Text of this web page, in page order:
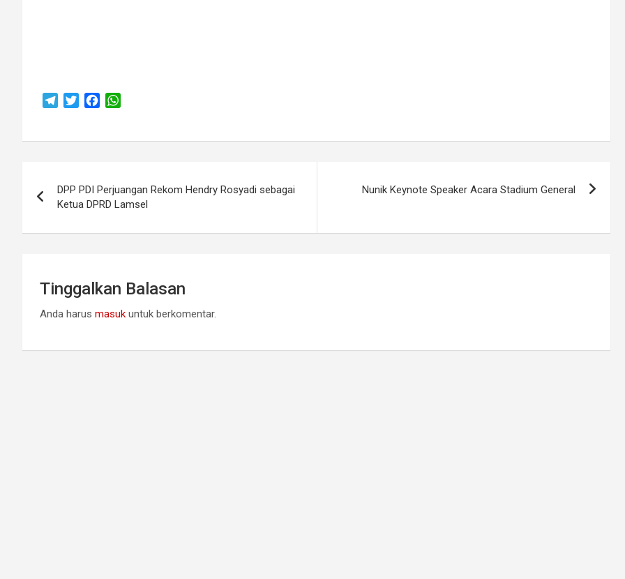
e
a
m
t
r
e
o
k
t
p
p
pos
DPP PDI Perjuangan Rekom Hendry Rosyadi sebagai
Ketua DPRD Lamsel
Nunik Keynote Speaker Acara Stadium General
Tinggalkan Balasan
Anda harus masuk untuk berkomentar.